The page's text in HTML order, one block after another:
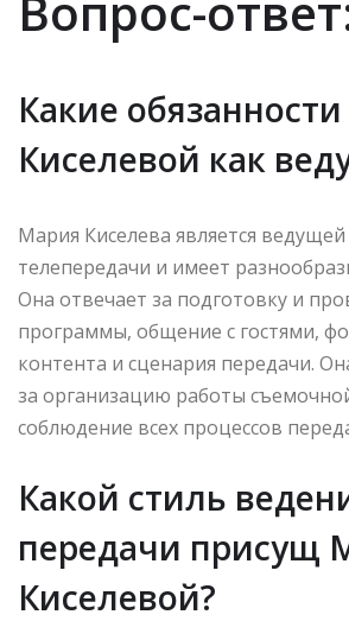
Какие
Киселевой как
Мария Киселева является
телепередачи и имеет
Она отвечает за подготовку и
программы, общение с гостями,
контента и сценария передачи.
за организацию работы
соблюдение всех процессов
Какой стиль
передачи присущ
Киселевой?